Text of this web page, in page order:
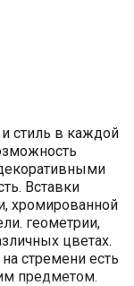
стиль в каждой
Вставки
хромированной
геометрии,
цветах.
стремени есть
предметом.